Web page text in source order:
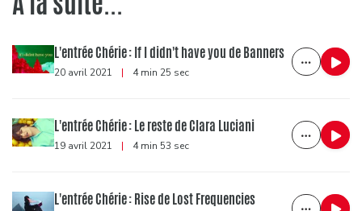
L'entrée Chérie : If I didn't have you de Banners
20 avril 2021 | 4 min 25 sec
L'entrée Chérie : Le reste de Clara Luciani
19 avril 2021 | 4 min 53 sec
L'entrée Chérie : Rise de Lost Frequencies